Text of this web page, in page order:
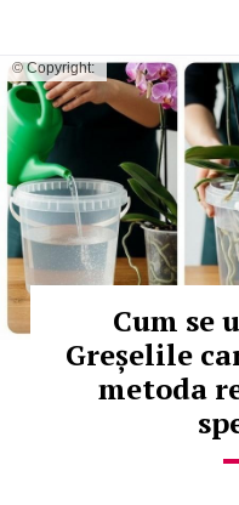
© Copyright:
Cum se
Greșelile
metoda